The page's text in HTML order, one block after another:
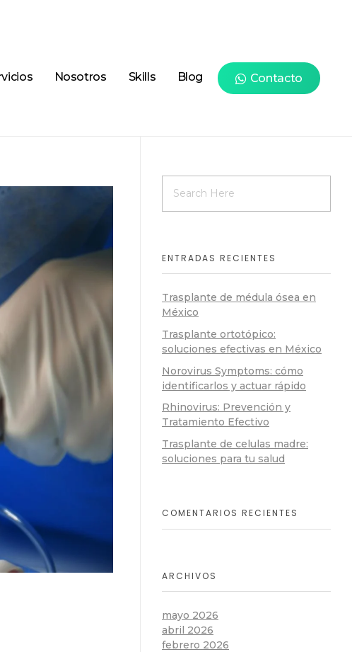
Nosotros Skills Blog Contacto
ENTRADAS RECIENTES
Trasplante de médula ósea en
México
Trasplante ortotópico:
soluciones efectivas en México
Norovirus Symptoms: cómo
identificarlos y actuar rápido
Rhinovirus: Prevención y
Tratamiento Efectivo
Trasplante de celulas madre:
soluciones para tu salud
COMENTARIOS RECIENTES
ARCHIVOS
mayo 2026
abril 2026
febrero 2026